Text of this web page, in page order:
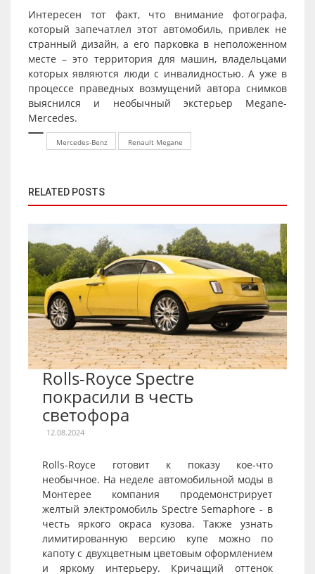
Интересен тот факт, что внимание фотографа,
который запечатлел этот автомобиль, привлек не
странный дизайн, а его парковка в неположенном
месте – это территория для машин, владельцами
которых являются люди с инвалидностью. А уже в
процессе праведных возмущений автора снимков
выяснился и необычный экстерьер Megane-
Mercedes.
Mercedes-Benz Renault Megane
RELATED POSTS
Rolls-Royce Spectre
покрасили в честь
светофора
12.08.2024
Rolls-Royce готовит к показу кое-что
необычное. На неделе автомобильной моды в
Монтерее компания продемонстрирует
желтый электромобиль Spectre Semaphore - в
честь яркого окраса кузова. Также узнать
лимитированную версию купе можно по
капоту с двухцветным цветовым оформлением
и яркому интерьеру. Кричащий оттенок